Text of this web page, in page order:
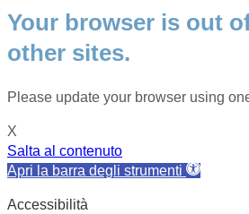
Your browser is out
other sites.
Please update your browser using
X
Salta al contenuto
Apri la barra degli strumenti
Accessibilità